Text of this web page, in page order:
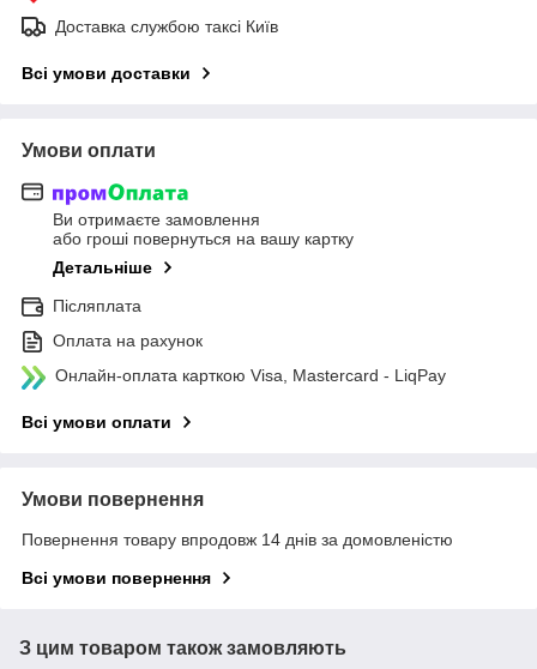
Доставка службою таксі Київ
Всі умови доставки
Умови оплати
Ви отримаєте замовлення
або гроші повернуться на вашу картку
Детальніше
Післяплата
Оплата на рахунок
Онлайн-оплата карткою Visa, Mastercard - LiqPay
Всі умови оплати
Умови повернення
Повернення товару впродовж 14 днів за домовленістю
Всі умови повернення
З цим товаром також замовляють